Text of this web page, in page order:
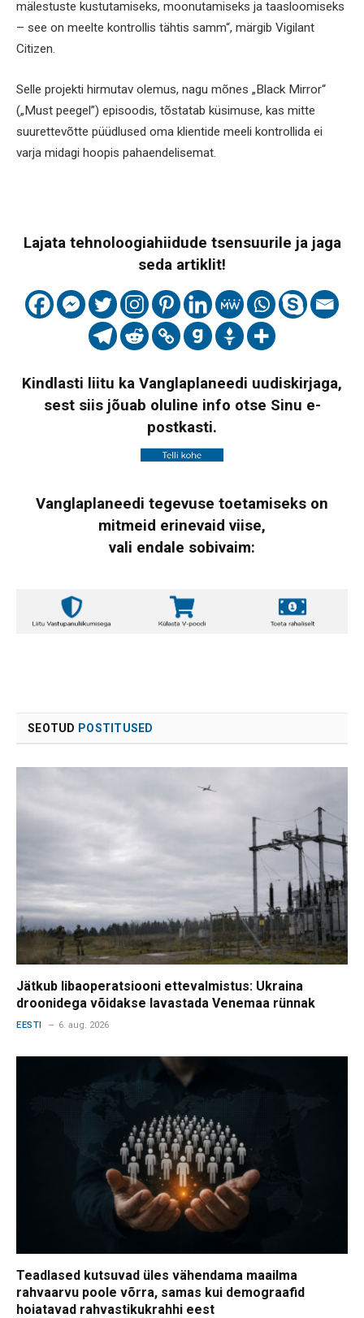
mälestuste kustutamiseks, moonutamiseks ja taasloomiseks
– see on meelte kontrollis tähtis samm“, märgib Vigilant
Citizen.
Selle projekti hirmutav olemus, nagu mõnes „Black Mirror“
(„Must peegel”) episoodis, tõstatab küsimuse, kas mitte
suurettevõtte püüdlused oma klientide meeli kontrollida ei
varja midagi hoopis pahaendelisemat.
Lajata tehnoloogiahiidude tsensuurile ja jaga
seda artiklit!
Kindlasti liitu ka Vanglaplaneedi uudiskirjaga,
sest siis jõuab oluline info otse Sinu e-
postkasti.
Vanglaplaneedi tegevuse toetamiseks on
mitmeid erinevaid viise,
vali endale sobivaim:
SEOTUD POSTITUSED
Jätkub libaoperatsiooni ettevalmistus: Ukraina
droonidega võidakse lavastada Venemaa rünnak
EESTI 6. aug. 2026
Teadlased kutsuvad üles vähendama maailma
rahvaarvu poole võrra, samas kui demograafid
hoiatavad rahvastikukrahhi eest